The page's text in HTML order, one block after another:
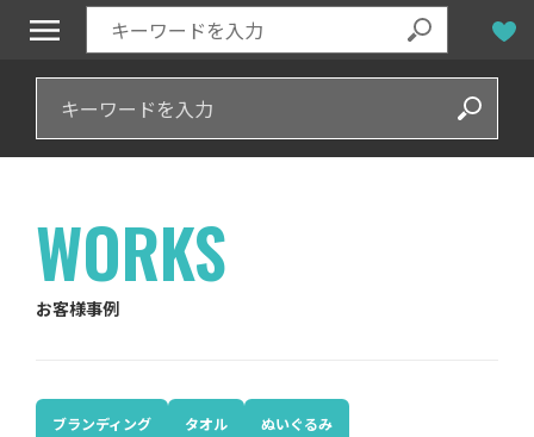
WORKS
お客様事例
ブランディング タオル ぬいぐるみ